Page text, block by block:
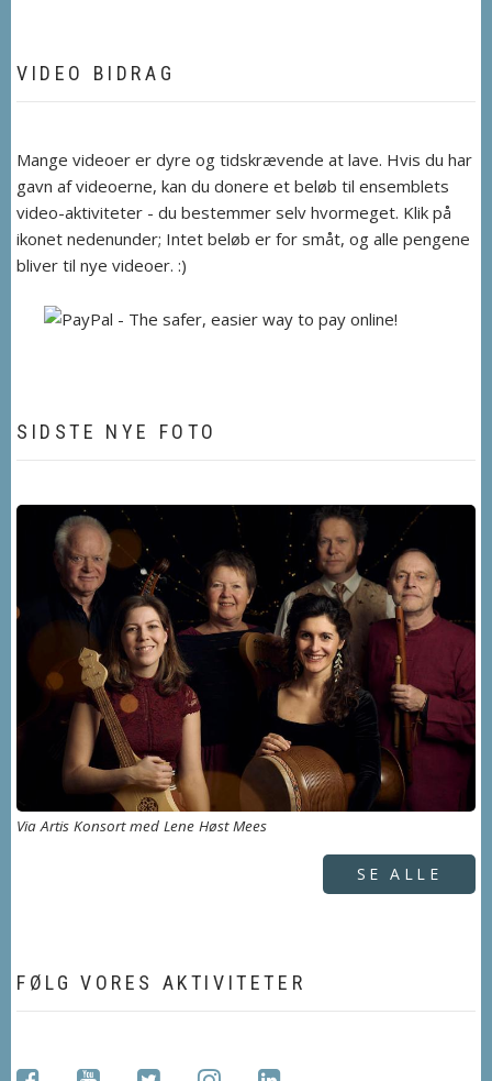
VIDEO BIDRAG
Mange videoer er dyre og tidskrævende at lave. Hvis du har
gavn af videoerne, kan du donere et beløb til ensemblets
video-aktiviteter - du bestemmer selv hvormeget. Klik på
ikonet nedenunder; Intet beløb er for småt, og alle pengene
bliver til nye videoer. :)
SIDSTE NYE FOTO
Via Artis Konsort med Lene Høst Mees
SE ALLE
FØLG VORES AKTIVITETER